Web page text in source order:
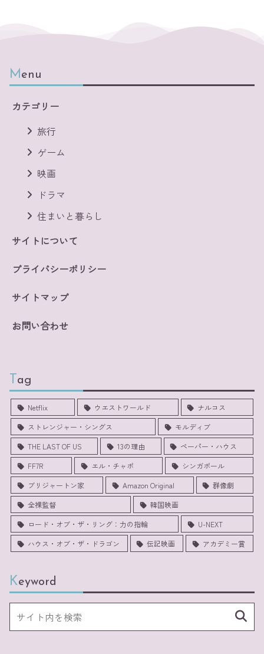
Menu
カテゴリー
旅行
ゲーム
映画
ドラマ
住まいと暮らし
サイトについて
プライバシーポリシー
サイトマップ
お問い合わせ
Tag
Netflix ウエストワールド
ナルコス
ストレンジャー・シングス
モルディブ
THE LAST OF US
13の理由
ペーパー・ハウス
FF7R
エル・チャポ
シンガポール
ブリジャートン家
Amazon Original
群像劇
全裸監督
韓国映画
ロード・オブ・ザ・リング：力の指輪
U-NEXT
ハウス・オブ・ザ・ドラゴン
伝記映画 アカデミー賞
Keyword